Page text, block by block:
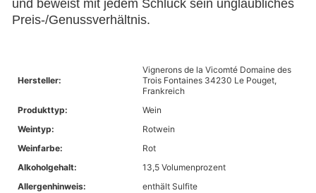
und beweist mit jedem Schluck sein unglaubliches
Preis-/Genussverhältnis.
Hersteller:
Vignerons de la Vicomté Domaine des
Trois Fontaines 34230 Le Pouget,
Frankreich
Produkttyp:
Wein
Weintyp:
Rotwein
Weinfarbe:
Rot
Alkoholgehalt:
13,5 Volumenprozent
Allergenhinweis:
enthält Sulfite